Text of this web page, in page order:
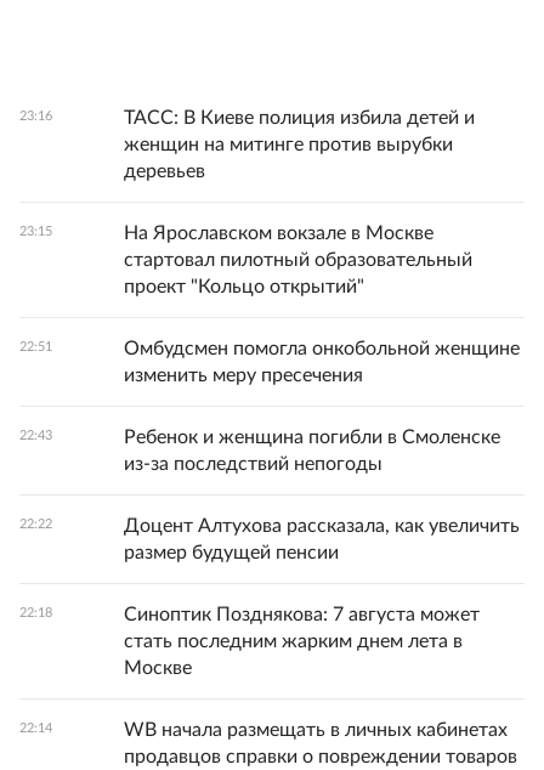
23:16
ТАСС: В Киеве полиция избила детей и
женщин на митинге против вырубки
деревьев
23:15
На Ярославском вокзале в Москве
стартовал пилотный образовательный
проект "Кольцо открытий"
22:51
Омбудсмен помогла онкобольной женщине
изменить меру пресечения
22:43
Ребенок и женщина погибли в Смоленске
из-за последствий непогоды
22:22
Доцент Алтухова рассказала, как увеличить
размер будущей пенсии
22:18
Синоптик Позднякова: 7 августа может
стать последним жарким днем лета в
Москве
22:14
WB начала размещать в личных кабинетах
продавцов справки о повреждении товаров